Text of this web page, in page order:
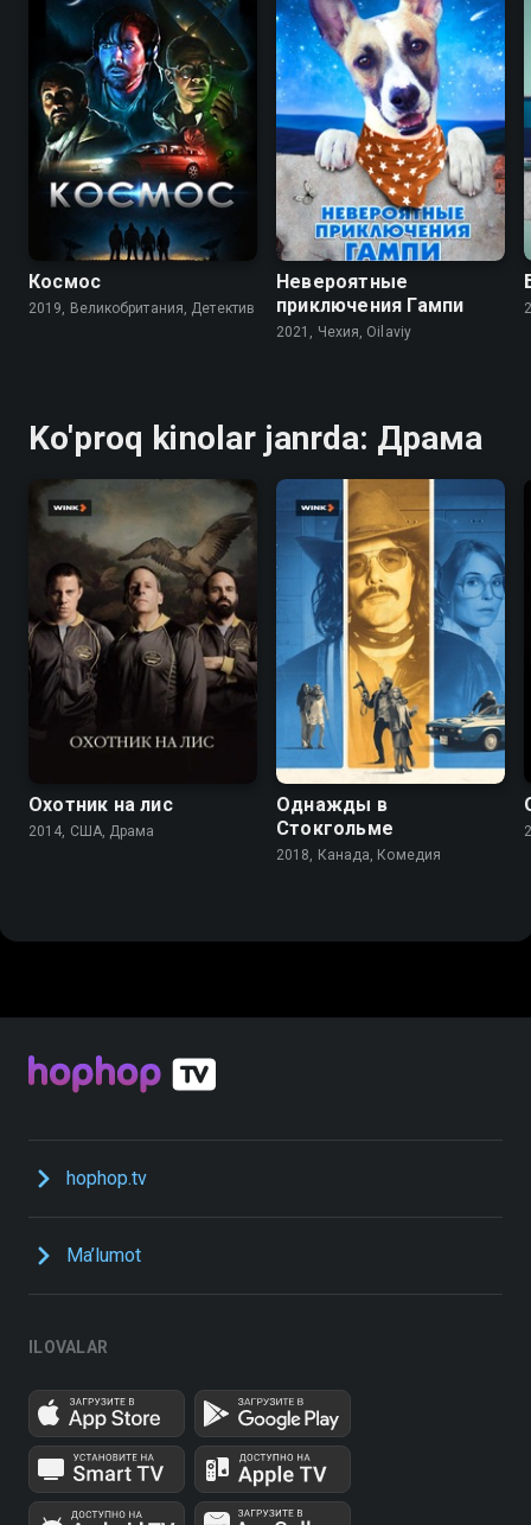
6.0
Космос
2019, Великобритания, Детектив
8.4 6.5
Невероятные
приключения Гампи
2021, Чехия, Oilaviy
Ko'proq kinolar janrda: Драма
6.5 7.0
Охотник на лис
2014, США, Драма
6.5
Однажды в
Стокгольме
2018, Канада, Комедия
hophop.tv
Ma’lumot
ILOVALAR